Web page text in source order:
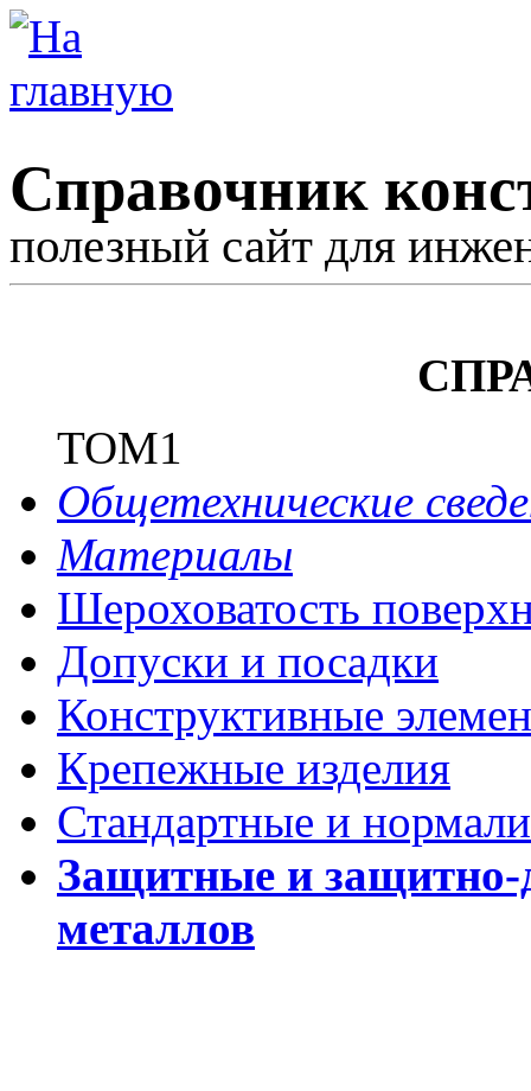
Справочник
полезный сайт для
ТОМ1
Общетехнические
Материалы
Шероховатость
Допуски и посадки
Конструктивные
Крепежные изделия
Стандартные и
Защитные и защитно-
металлов